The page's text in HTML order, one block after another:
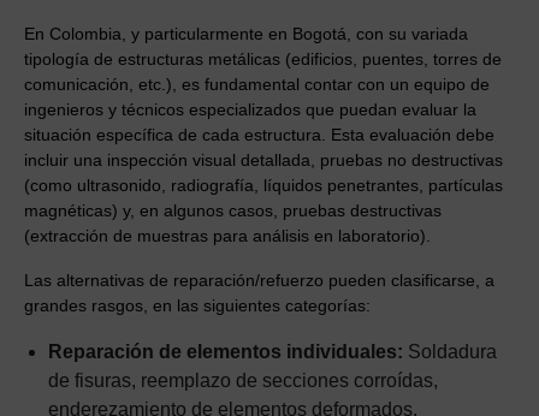
En Colombia, y particularmente en Bogotá, con su variada
tipología de estructuras metálicas (edificios, puentes, torres de
comunicación, etc.), es fundamental contar con un equipo de
ingenieros y técnicos especializados que puedan evaluar la
situación específica de cada estructura. Esta evaluación debe
incluir una inspección visual detallada, pruebas no destructivas
(como ultrasonido, radiografía, líquidos penetrantes, partículas
magnéticas) y, en algunos casos, pruebas destructivas
(extracción de muestras para análisis en laboratorio).
Las alternativas de reparación/refuerzo pueden clasificarse, a
grandes rasgos, en las siguientes categorías:
Reparación de elementos individuales: Soldadura
de fisuras, reemplazo de secciones corroídas,
enderezamiento de elementos deformados.